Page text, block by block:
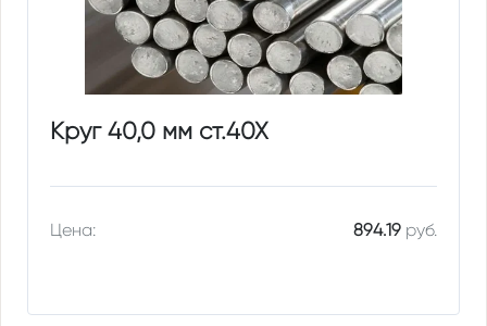
Круг 40,0 мм ст.40Х
Цена: 894.19руб.